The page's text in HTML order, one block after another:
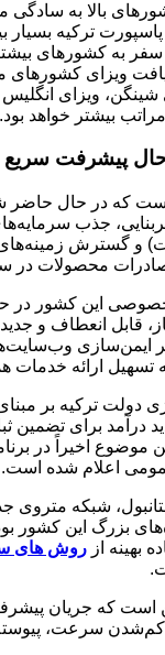
بالا به سادگی
ترکیه بسیار
به کشورهای بیشتر
ویزای کشورهای
شینگن، ویزای
بیشتر خواهد بود.
پیشرفت سریع
که در حال حاضر
جذب
و گسترش
محصولات در
این کشور در
قابل انعطاف و
ایمن‌سازی
تسهیل ارائه خدمات
دولت ترکیه بر
درآمد برای تضمین
موضوع اخیراً در
اعلام شده است.
شبکه متروی
بزرگ این کشور
بهینه از روش های
است که جریان
کم‌شدن سرعت، پیوسته